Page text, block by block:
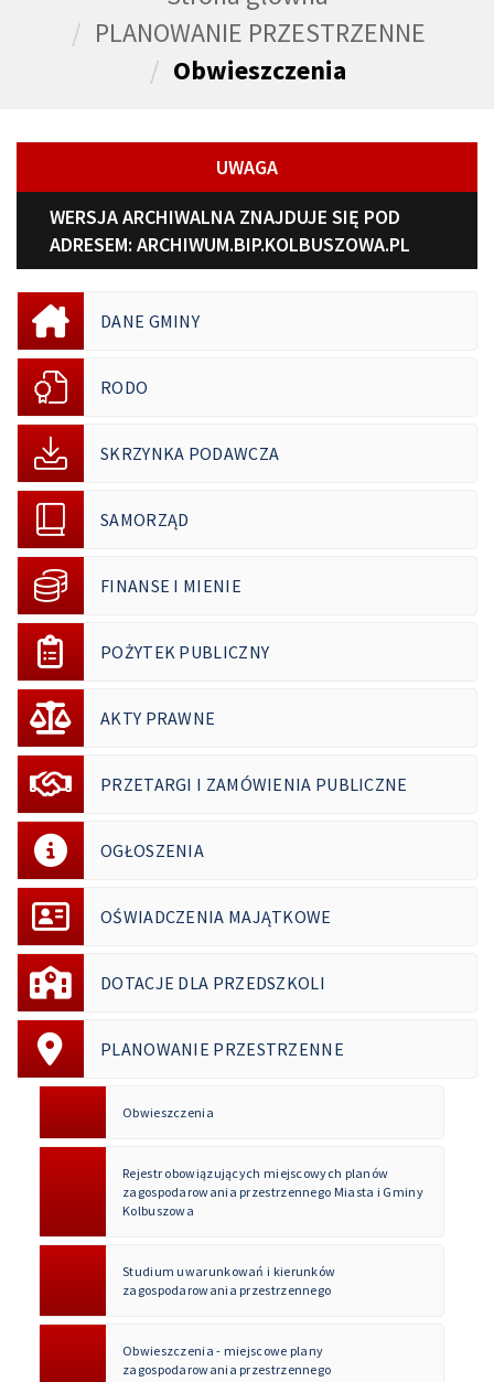
PLANOWANIE PRZESTRZENNE
Obwieszczenia
UWAGA
WERSJA ARCHIWALNA ZNAJDUJE SIĘ POD
ADRESEM: ARCHIWUM.BIP.KOLBUSZOWA.PL
DANE GMINY
RODO
SKRZYNKA PODAWCZA
SAMORZĄD
FINANSE I MIENIE
POŻYTEK PUBLICZNY
AKTY PRAWNE
PRZETARGI I ZAMÓWIENIA PUBLICZNE
OGŁOSZENIA
OŚWIADCZENIA MAJĄTKOWE
DOTACJE DLA PRZEDSZKOLI
PLANOWANIE PRZESTRZENNE
Obwieszczenia
Rejestr obowiązujących miejscowych planów
zagospodarowania przestrzennego Miasta i Gminy
Kolbuszowa
Studium uwarunkowań i kierunków
zagospodarowania przestrzennego
Obwieszczenia - miejscowe plany
zagospodarowania przestrzennego